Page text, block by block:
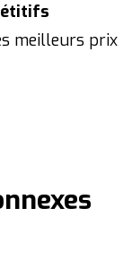
meilleurs prix